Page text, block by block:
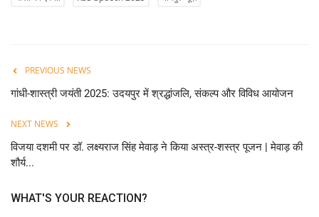
PREVIOUS NEWS
गांधी-शास्त्री जयंती 2025: उदयपुर में श्रद्धांजलि, संकल्प और विविध आयोजन
NEXT NEWS
विजया दशमी पर डॉ. लक्ष्यराज सिंह मेवाड़ ने किया अस्त्र-शस्त्र पूजन | मेवाड़ की
शौर्य...
WHAT'S YOUR REACTION?